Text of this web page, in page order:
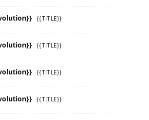
{{TITLE}}
{{TITLE}}
{{TITLE}}
{{TITLE}}